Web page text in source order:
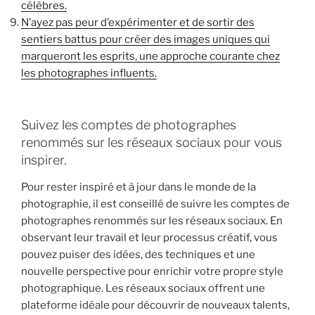
célèbres.
N’ayez pas peur d’expérimenter et de sortir des
sentiers battus pour créer des images uniques qui
marqueront les esprits, une approche courante chez
les photographes influents.
Suivez les comptes de photographes
renommés sur les réseaux sociaux pour vous
inspirer.
Pour rester inspiré et à jour dans le monde de la
photographie, il est conseillé de suivre les comptes de
photographes renommés sur les réseaux sociaux. En
observant leur travail et leur processus créatif, vous
pouvez puiser des idées, des techniques et une
nouvelle perspective pour enrichir votre propre style
photographique. Les réseaux sociaux offrent une
plateforme idéale pour découvrir de nouveaux talents,